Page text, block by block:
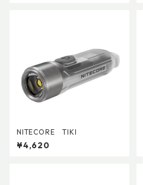
NITECORE TIKI
¥4,620